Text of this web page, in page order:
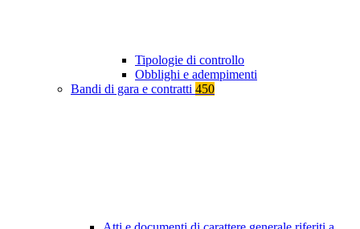
Tipologie di controllo
Obblighi e adempimenti
Bandi di gara e contratti 450